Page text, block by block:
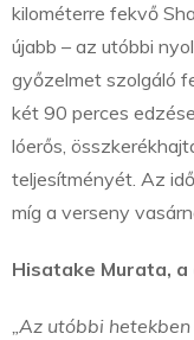
kilométerre fekvő
újabb – az utóbbi
győzelmet szolgáló
két 90 perces
lóerős,
teljesítményét. Az
míg a verseny
Hisatake Murata,
„Az utóbbi